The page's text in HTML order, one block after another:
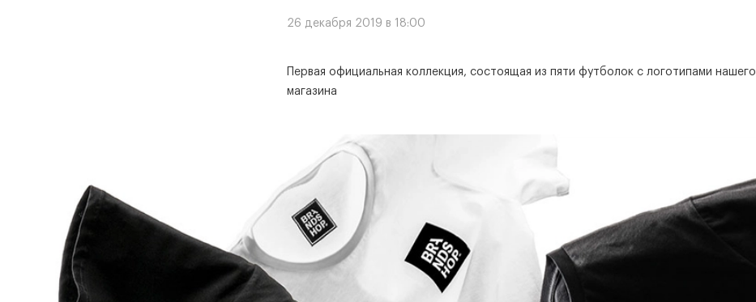
26 декабря 2019 в 18:00
Первая официальная коллекция, состоящая из пяти футболок с логотипами нашего
магазина